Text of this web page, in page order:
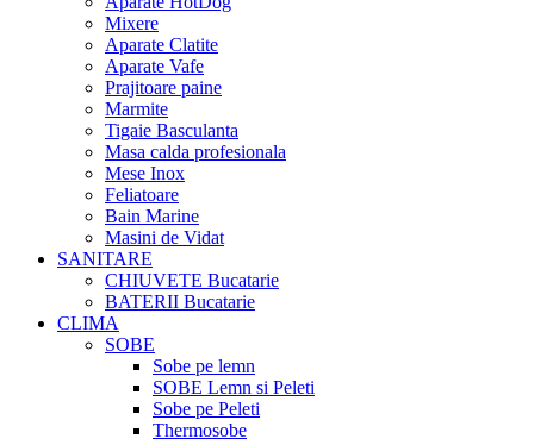
Mixere
Aparate Clatite
Aparate Vafe
Prajitoare paine
Marmite
Tigaie Basculanta
Masa calda profesionala
Mese Inox
Feliatoare
Bain Marine
Masini de Vidat
SANITARE
CHIUVETE Bucatarie
BATERII Bucatarie
CLIMA
SOBE
Sobe pe lemn
SOBE Lemn si Peleti
Sobe pe Peleti
Thermosobe